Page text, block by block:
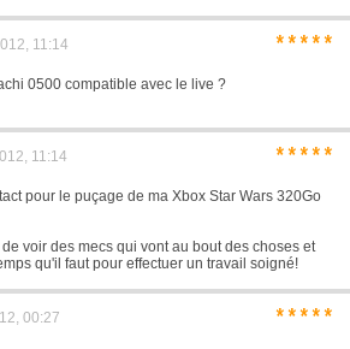
11:14 *****
0500 compatible avec le live ?
11:14 *****
pour le puçage de ma Xbox Star Wars 320Go
voir des mecs qui vont au bout des choses et
qu'il faut pour effectuer un travail soigné!
00:27 *****